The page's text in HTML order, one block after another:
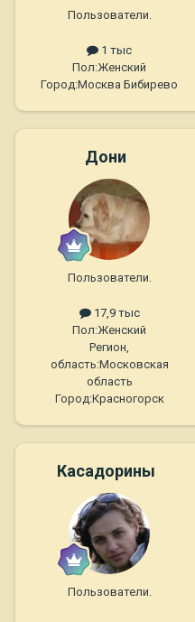
Пользователи.
1 тыс
Пол:Женский
Город:Москва Бибирево
Дони
Пользователи.
17,9 тыс
Пол:Женский
Регион,
область:Московская
область
Город:Красногорск
Касадорины
Пользователи.